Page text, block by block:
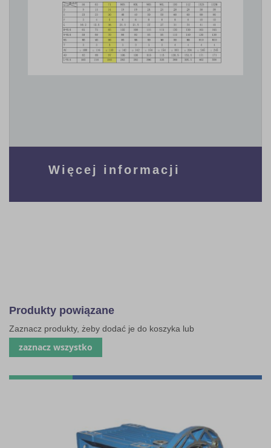
Więcej informacji
Produkty powiązane
Zaznacz produkty, żeby dodać je do koszyka lub
zaznacz wszystko